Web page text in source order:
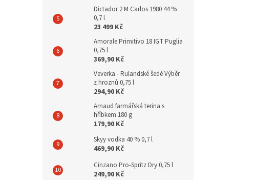
Dictador 2 M Carlos 1980 44 %
0,7 l
23 499 Kč
Amorale Primitivo 18 IGT Puglia
0,75 l
369,90 Kč
Veverka - Rulandské šedé Výběr
z hroznů 0,75 l
294,90 Kč
Arnaud farmářská terina s
hříbkem 180 g
179,90 Kč
Skyy vodka 40 % 0,7 l
469,90 Kč
Cinzano Pro-Spritz Dry 0,75 l
249,90 Kč